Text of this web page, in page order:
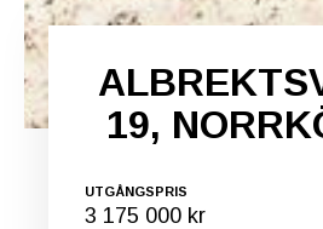
19,
UTGÅNGSPRIS
3 175 000 kr